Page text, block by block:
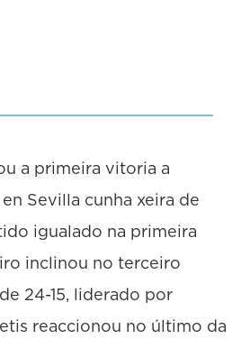
a primeira vitoria a
Sevilla cunha xeira de
igualado na primeira
inclinou no terceiro
24-15, liderado por
reaccionou no último da